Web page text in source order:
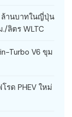
ล้านบาทในญี่ปุ่น
ลิตร WLTC
Turbo V6 ขุม
รด PHEV ใหม่